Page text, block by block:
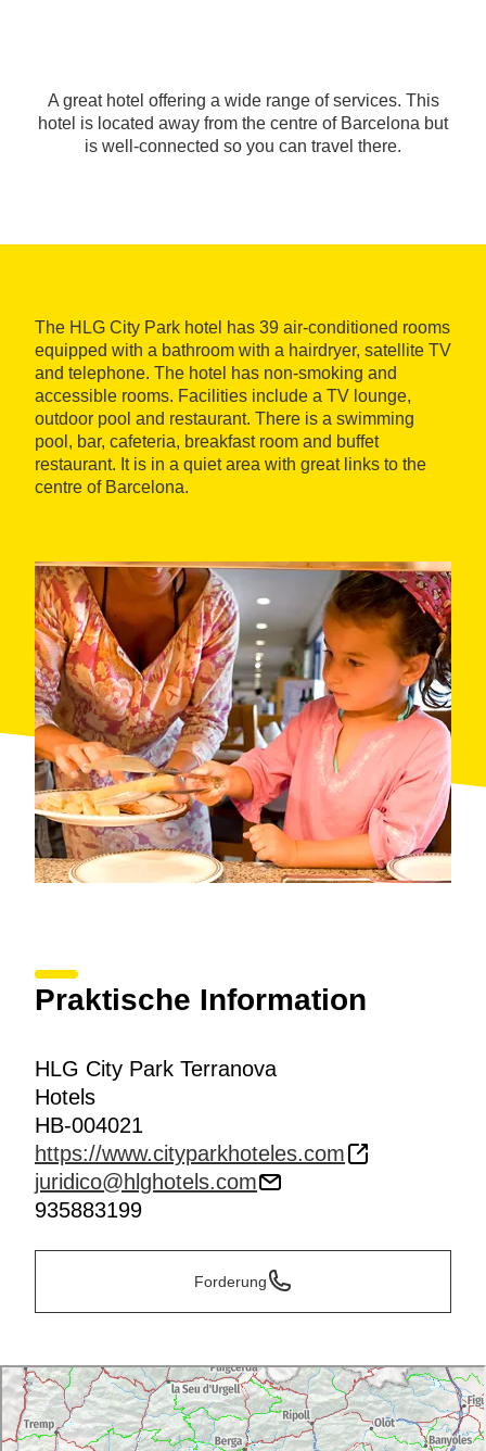
A great hotel offering a wide range of services. This
hotel is located away from the centre of Barcelona but
is well-connected so you can travel there.
The HLG City Park hotel has 39 air-conditioned rooms
equipped with a bathroom with a hairdryer, satellite TV
and telephone. The hotel has non-smoking and
accessible rooms. Facilities include a TV lounge,
outdoor pool and restaurant. There is a swimming
pool, bar, cafeteria, breakfast room and buffet
restaurant. It is in a quiet area with great links to the
centre of Barcelona.
Praktische Information
HLG City Park Terranova
Hotels
HB-004021
https://www.cityparkhoteles.com
juridico@hlghotels.com
935883199
Forderung